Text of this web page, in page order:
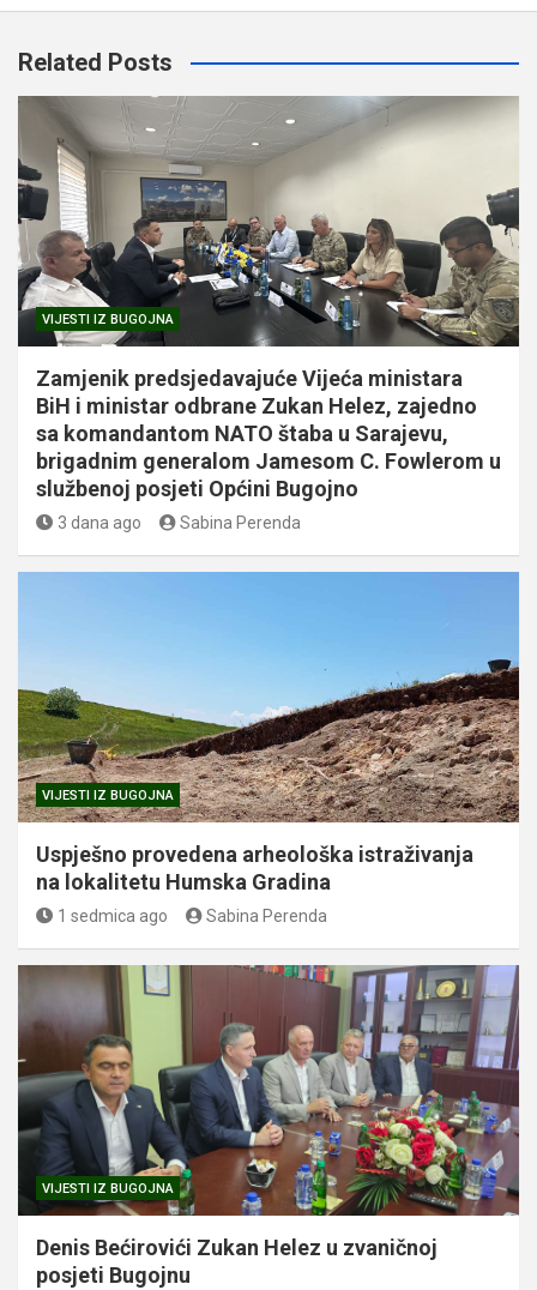
Related Posts
VIJESTI IZ BUGOJNA
Zamjenik predsjedavajuće Vijeća ministara
BiH i ministar odbrane Zukan Helez, zajedno
sa komandantom NATO štaba u Sarajevu,
brigadnim generalom Jamesom C. Fowlerom u
službenoj posjeti Općini Bugojno
3 dana ago Sabina Perenda
VIJESTI IZ BUGOJNA
Uspješno provedena arheološka istraživanja
na lokalitetu Humska Gradina
1 sedmica ago Sabina Perenda
VIJESTI IZ BUGOJNA
Denis Bećirovići Zukan Helez u zvaničnoj
posjeti Bugojnu